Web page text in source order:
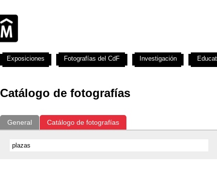
Catálogo de fotografías
General Catálogo de fotografías
Exposiciones Fotografías del CdF Investigación